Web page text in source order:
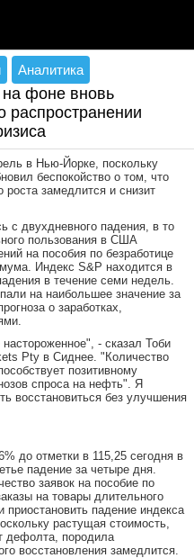
Аналитика
на фоне вновь
распространении
в Нью-Йорке, поскольку
беспокойство о том, что
роста замедлится и снизит
с двухдневного падения, в то
пользования в США
на пособия по безработице
Индекс S&P находится в
в течение семи недель.
на наибольшее значение за
о заработках,
- сказал Тоби
Pty в Сиднее. "Количество
позитивному
спроса на нефть". Я
восстановиться без улучшения
до отметки в 115,25 сегодня в
падение за четыре дня.
заявок на пособие по
на товары длительного
падение индекса
растущая стоимость,
дефолта, породила
восстановления замедлится.